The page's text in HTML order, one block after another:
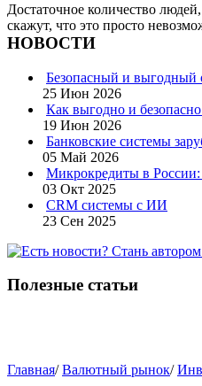
Достаточное количество
скажут, что это просто
НОВОСТИ
Безопасный и выгодный
25 Июн 2026
Как выгодно и
19 Июн 2026
Банковские системы
05 Май 2026
Микрокредиты в
03 Окт 2025
CRM системы с ИИ
23 Сен 2025
Полезные статьи
Главная/Валютный рынок/